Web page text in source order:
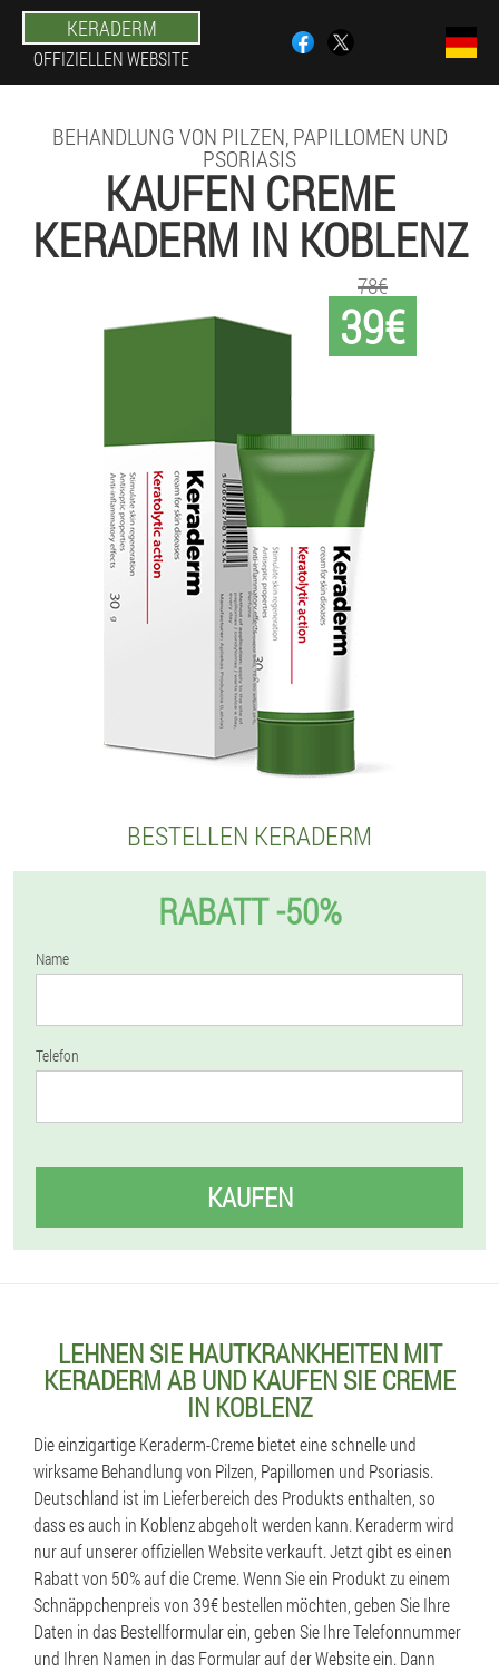
KERADERM
OFFIZIELLEN WEBSITE
BEHANDLUNG VON PILZEN, PAPILLOMEN UND
PSORIASIS
KAUFEN CREME
KERADERM IN KOBLENZ
39€
78€
BESTELLEN KERADERM
RABATT -50%
Name
Telefon
KAUFEN
LEHNEN SIE HAUTKRANKHEITEN MIT
KERADERM AB UND KAUFEN SIE CREME
IN KOBLENZ
Die einzigartige Keraderm-Creme bietet eine schnelle und
wirksame Behandlung von Pilzen, Papillomen und Psoriasis.
Deutschland ist im Lieferbereich des Produkts enthalten, so
dass es auch in Koblenz abgeholt werden kann. Keraderm wird
nur auf unserer offiziellen Website verkauft. Jetzt gibt es einen
Rabatt von 50% auf die Creme. Wenn Sie ein Produkt zu einem
Schnäppchenpreis von 39€ bestellen möchten, geben Sie Ihre
Daten in das Bestellformular ein, geben Sie Ihre Telefonnummer
und Ihren Namen in das Formular auf der Website ein. Dann